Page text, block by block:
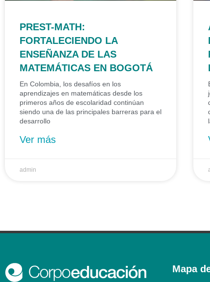
PREST-MATH:
FORTALECIENDO LA
ENSEÑANZA DE LAS
MATEMÁTICAS EN BOGOTÁ
En Colombia, los desafíos en los
aprendizajes en matemáticas desde los
primeros años de escolaridad continúan
siendo una de las principales barreras para el
desarrollo
Ver más
admin
Mapa